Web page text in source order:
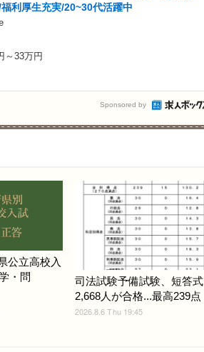
利厚生充実/20~30代活躍中
～33万円
Sponsored by
公立高校入
・問
司法試験予備試験、短答式
2,668人が合格...最高239点
2026.8.6 Thu 19:45